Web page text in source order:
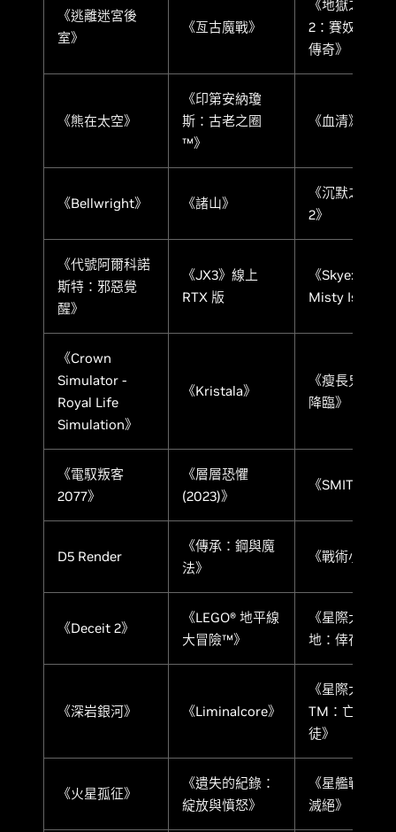
《逃離迷宮後
室》
《亙古魔戰》
《地獄之刃
2：賽奴雅的
傳奇》
《熊在太空》
《印第安納瓊
斯：古老之圈
™》
《血清》
《Bellwright》 《諸山》
《沉默之丘
2》
《代號阿爾科諾
斯特：邪惡覺
醒》
《JX3》線上
RTX 版
《Skye: The
Misty Isle》
《Crown
Simulator -
Royal Life
Simulation》
《Kristala》
《瘦長鬼影：
降臨》
《電馭叛客
2077》
《層層恐懼
(2023)》
《SMITE 2》
D5 Render
《傳承：鋼與魔
法》
《戰術小隊》
《Deceit 2》
《LEGO® 地平線
大冒險™》
《星際大戰 絕
地：倖存者》
《深岩銀河》 《Liminalcore》
《星際大戰
TM：亡命之
徒》
《火星孤征》
《遺失的紀錄：
綻放與憤怒》
《星艦戰將：
滅絕》